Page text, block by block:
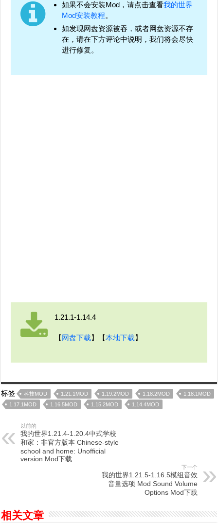
如果不会安装Mod，请点击查看我的世界
Mod安装教程。
如发现网盘资源被吞，或者网盘资源不存
在，请在下方评论中说明，我们将会尽快
进行修复。
1.21.1-1.14.4
【 网盘下载 】【本地下载 】
标签 科技MOD 1.21.1MOD 1.19.2MOD 1.18.2MOD
1.18.1MOD
1.17.1MOD
1.16.5MOD 1.15.2MOD 1.14.4MOD
以前的
我的世界1.21.4-1.20.4中式学校
和家：非官方版本 Chinese-style
school and home: Unofficial
version Mod下载
下一个
我的世界1.21.5-1.16.5模组音效
音量选项 Mod Sound Volume
Options Mod下载
相关文章